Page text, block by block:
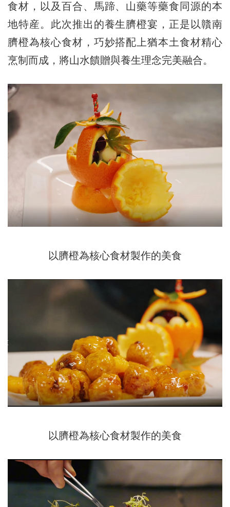
食材，以及百合、馬蹄、山藥等藥食同源的本
地特産。此次推出的養生臍橙宴，正是以贛南
臍橙為核心食材，巧妙搭配上猶本土食材精心
烹制而成，將山水饋贈與養生理念完美融合。
以臍橙為核心食材製作的美食
以臍橙為核心食材製作的美食